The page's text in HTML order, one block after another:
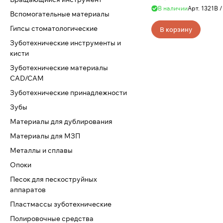
В наличииАрт. 1321В
В корзину
Вспомогательные материалы
Гипсы стоматологические
Зуботехнические инструменты и
кисти
Зуботехнические материалы
CAD/CAM
Зуботехнические принадлежности
Зубы
Материалы для дублирования
Материалы для МЗП
Металлы и сплавы
Опоки
Песок для пескоструйных
аппаратов
Пластмассы зуботехнические
Полировочные средства